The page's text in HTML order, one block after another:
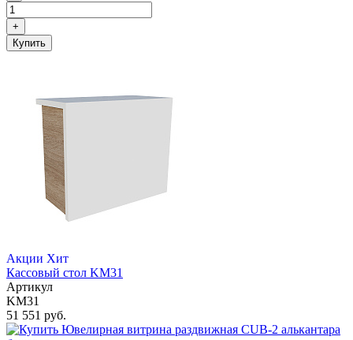
+
Купить
Акции Хит
Кассовый стол KM31
Артикул
KM31
51 551 руб.